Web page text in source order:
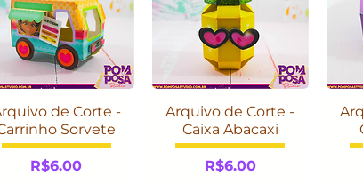
de Corte -
Sorvete
Price
R$6.00
Arquivo de Corte -
Caixa Abacaxi
Price
R$6.00